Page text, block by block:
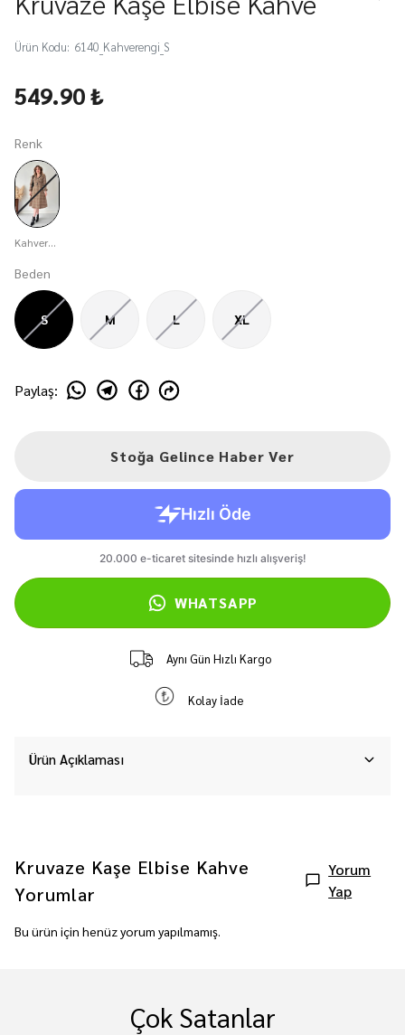
Ürün Kodu: 6140_Kahverengi_S
549.90 ₺
Renk
Kahverengi
Beden
S M L XL
Paylaş:
Stoğa Gelince Haber Ver
WHATSAPP
Aynı Gün Hızlı Kargo
Kolay İade
Ürün Açıklaması
Kruvaze Kaşe Elbise Kahve
Yorumlar
Yorum
Yap
Bu ürün için henüz yorum yapılmamış.
Çok Satanlar